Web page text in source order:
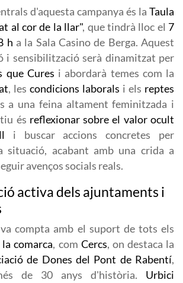
d'aquesta campanya és la Taula
al cor de la llar", que tindrà lloc el 7
h a la Sala Casino de Berga. Aquest
i sensibilització serà dinamitzat per
que Cures i abordarà temes com la
, les condicions laborals i els reptes
a una feina altament feminitzada i
és reflexionar sobre el valor ocult
i buscar accions concretes per
situació, acabant amb una crida a
avenços socials reals.
activa dels ajuntaments i
compta amb el suport de tots els
comarca, com Cercs, on destaca la
de Dones del Pont de Rabentí,
de 30 anys d'història. Urbici